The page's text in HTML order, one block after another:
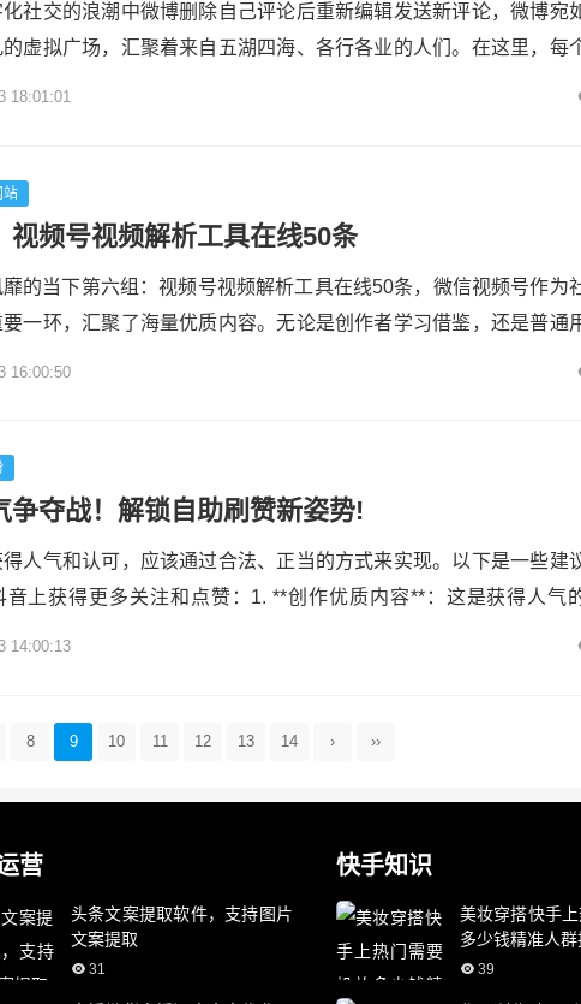
社交的浪潮中微博删除自己评论后重新编辑发送新评论，微博宛
虚拟广场，汇聚着来自五湖四海、各行各业的人们。在这里，每
表达的进化过程。各...
18:01:01
站
视频号视频解析工具在线50条
的当下第六组：视频号视频解析工具在线50条，微信视频号作为
一环，汇聚了海量优质内容。无论是创作者学习借鉴，还是普通
本...
16:00:50
争夺战！解锁自助刷赞新姿势!
人气和认可，应该通过合法、正当的方式来实现。以下是一些建
音上获得更多关注和点赞：1. **创作优质内容**：这是获得人气
效...
14:00:13
8 9 10 11 12 13 14 › ››
营
头条文案提取软件，支持图片
文案提取
31
快手知识
美妆穿搭快手
多少钱精准人群
39